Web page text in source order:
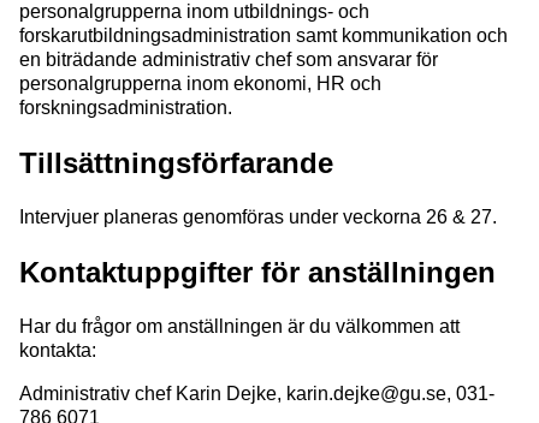
personalgrupperna inom utbildnings- och
forskarutbildningsadministration samt kommunikation och
en biträdande administrativ chef som ansvarar för
personalgrupperna inom ekonomi, HR och
forskningsadministration.
Tillsättningsförfarande
Intervjuer planeras genomföras under veckorna 26 & 27.
Kontaktuppgifter för anställningen
Har du frågor om anställningen är du välkommen att
kontakta:
Administrativ chef Karin Dejke, karin.dejke@gu.se, 031-
786 6071